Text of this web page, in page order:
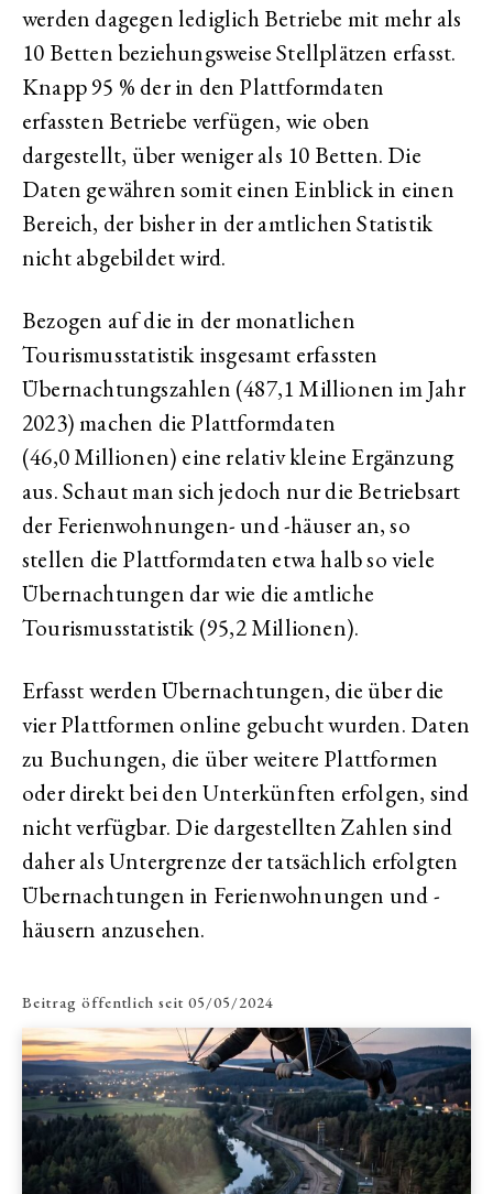
werden dagegen lediglich Betriebe mit mehr als
10 Betten beziehungsweise Stellplätzen erfasst.
Knapp 95 % der in den Plattformdaten
erfassten Betriebe verfügen, wie oben
dargestellt, über weniger als 10 Betten. Die
Daten gewähren somit einen Einblick in einen
Bereich, der bisher in der amtlichen Statistik
nicht abgebildet wird.
Bezogen auf die in der monatlichen
Tourismusstatistik insgesamt erfassten
Übernachtungszahlen (487,1 Millionen im Jahr
2023) machen die Plattformdaten
(46,0 Millionen) eine relativ kleine Ergänzung
aus. Schaut man sich jedoch nur die Betriebsart
der Ferienwohnungen- und -häuser an, so
stellen die Plattformdaten etwa halb so viele
Übernachtungen dar wie die amtliche
Tourismusstatistik (95,2 Millionen).
Erfasst werden Übernachtungen, die über die
vier Plattformen online gebucht wurden. Daten
zu Buchungen, die über weitere Plattformen
oder direkt bei den Unterkünften erfolgen, sind
nicht verfügbar. Die dargestellten Zahlen sind
daher als Untergrenze der tatsächlich erfolgten
Übernachtungen in Ferienwohnungen und -
häusern anzusehen.
Beitrag öffentlich seit 05/05/2024